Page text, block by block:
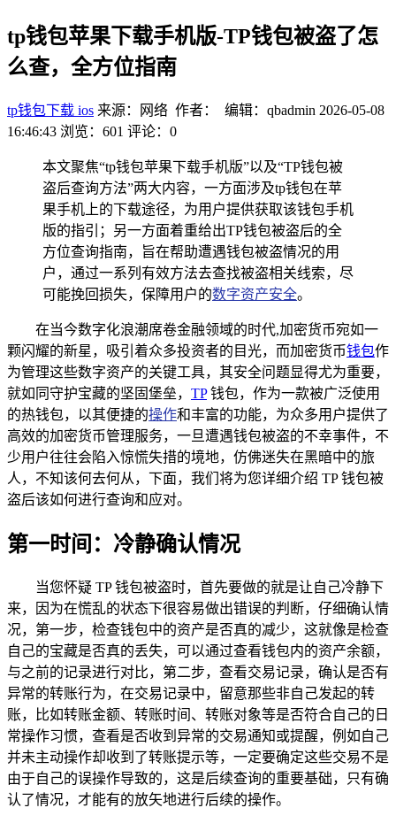
tp钱包苹果下载手机版-TP钱包被盗了怎
么查，全方位指南
tp钱包下载 ios 来源：网络 作者： 编辑：qbadmin 2026-05-08
16:46:43 浏览：601 评论：0
本文聚焦“tp钱包苹果下载手机版”以及“TP钱包被
盗后查询方法”两大内容，一方面涉及tp钱包在苹
果手机上的下载途径，为用户提供获取该钱包手机
版的指引；另一方面着重给出TP钱包被盗后的全
方位查询指南，旨在帮助遭遇钱包被盗情况的用
户，通过一系列有效方法去查找被盗相关线索，尽
可能挽回损失，保障用户的数字资产安全。
在当今数字化浪潮席卷金融领域的时代,加密货币宛如一
颗闪耀的新星，吸引着众多投资者的目光，而加密货币钱包作
为管理这些数字资产的关键工具，其安全问题显得尤为重要，
就如同守护宝藏的坚固堡垒， TP钱包，作为一款被广泛使用
的热钱包，以其便捷的操作和丰富的功能，为众多用户提供了
高效的加密货币管理服务，一旦遭遇钱包被盗的不幸事件，不
少用户往往会陷入惊慌失措的境地，仿佛迷失在黑暗中的旅
人，不知该何去何从，下面，我们将为您详细介绍 TP 钱包被
盗后该如何进行查询和应对。
第一时间：冷静确认情况
当您怀疑 TP 钱包被盗时，首先要做的就是让自己冷静下
来，因为在慌乱的状态下很容易做出错误的判断，仔细确认情
况，第一步，检查钱包中的资产是否真的减少，这就像是检查
自己的宝藏是否真的丢失，可以通过查看钱包内的资产余额，
与之前的记录进行对比，第二步，查看交易记录，确认是否有
异常的转账行为，在交易记录中，留意那些非自己发起的转
账，比如转账金额、转账时间、转账对象等是否符合自己的日
常操作习惯，查看是否收到异常的交易通知或提醒，例如自己
并未主动操作却收到了转账提示等，一定要确定这些交易不是
由于自己的误操作导致的，这是后续查询的重要基础，只有确
认了情况，才能有的放矢地进行后续的操作。